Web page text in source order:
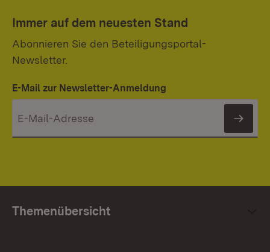
Immer auf dem neuesten Stand
Abonnieren Sie den Beteiligungsportal-
Newsletter.
E-Mail zur Newsletter-Anmeldung
Themenübersicht